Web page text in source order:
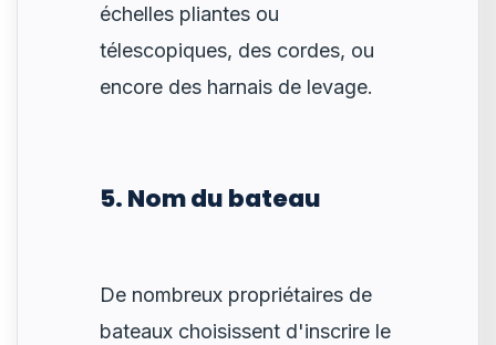
échelles pliantes ou
télescopiques, des cordes, ou
encore des harnais de levage.
5. Nom du bateau
De nombreux propriétaires de
bateaux choisissent d'inscrire le